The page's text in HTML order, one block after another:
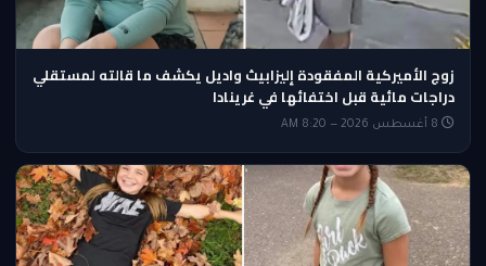
زوج الأميركية المفقودة إليزابيث واديل يكشف ما قالته لمستقلي
دراجات مائية قبل اختفائها في غرينادا